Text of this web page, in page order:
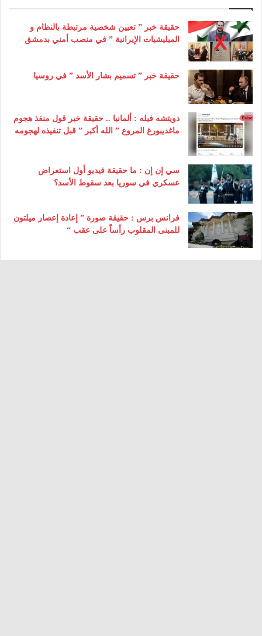
حقيقة خبر ” تعيين شخصية مرتبطة بالنظام و
الميليشيات الإيرانية ” في منصب أمني بدمشق
حقيقة خبر ” تسميم بشار الأسد ” في روسيا
دويتشه فيله : ألمانيا .. حقيقة خبر قول منفذ هجوم
ماغديبورغ المروع ” الله أكبر ” قبل تنفيذه لهجومه
سي إن إن : ما حقيقة فيديو أول استعراض
عسكري في سوريا بعد سقوط الأسد؟
فرانس برس : حقيقة صورة ” إعادة إعصار ميلتون
للمبنى المقلوب رأساً على عقب “